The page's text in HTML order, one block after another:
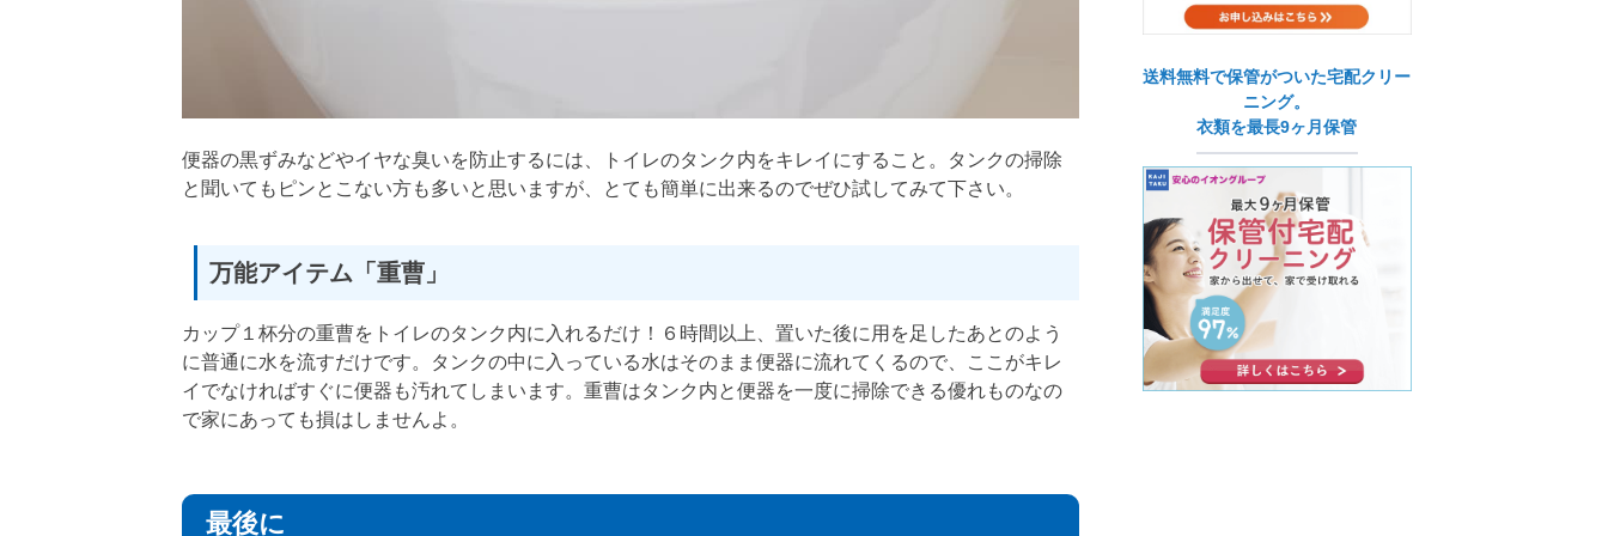
便器の黒ずみなどやイヤな臭いを防止するには、トイレのタンク内をキレイにすること。タンクの掃除
と聞いてもピンとこない方も多いと思いますが、とても簡単に出来るのでぜひ試してみて下さい。
万能アイテム「重曹」
カップ１杯分の重曹をトイレのタンク内に入れるだけ！６時間以上、置いた後に用を足したあとのよう
に普通に水を流すだけです。タンクの中に入っている水はそのまま便器に流れてくるので、ここがキレ
イでなければすぐに便器も汚れてしまいます。重曹はタンク内と便器を一度に掃除できる優れものなの
で家にあっても損はしませんよ。
最後に
送料無料で保管がついた宅配クリー
ニング。
衣類を最長9ヶ月保管